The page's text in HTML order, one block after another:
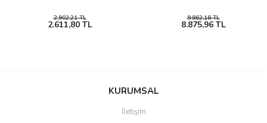
2.902,21 TL
2.611,80 TL
9.862,18 TL
8.875,96 TL
KURUMSAL
İletişim